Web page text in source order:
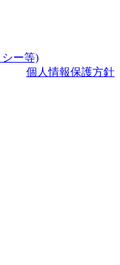
ー等)
個人情報保護方針